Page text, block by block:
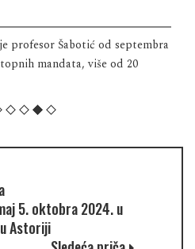
profesor Šabotić od septembra
mandata, više od 20
5. oktobra 2024. u
Astoriji